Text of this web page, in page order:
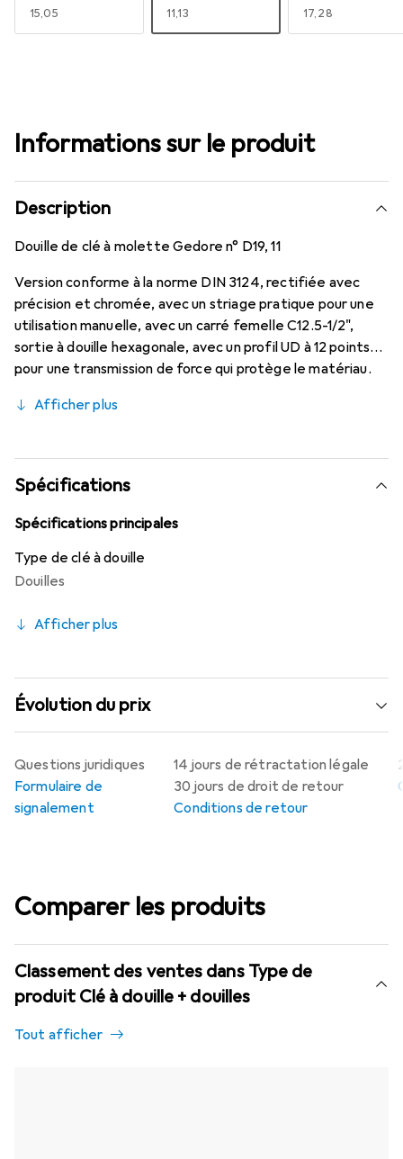
EUR
15,05 EUR
11,13 EUR
17,28
Informations sur le produit
Description
Douille de clé à molette Gedore n° D19, 11
Version conforme à la norme DIN 3124, rectifiée avec
précision et chromée, avec un striage pratique pour une
utilisation manuelle, avec un carré femelle C12.5-1/2",
sortie à douille hexagonale, avec un profil UD à 12 points
pour une transmission de force qui protège le matériau.
Afficher plus
Spécifications
Spécifications principales
Type de clé à douille
Douilles
Afficher plus
Évolution du prix
14 jours de rétractation légale
30 jours de droit de retour
Conditions de retour
Questions juridiques
Formulaire de
signalement
Comparer les produits
Classement des ventes dans Type de
produit Clé à douille + douilles
Tout afficher